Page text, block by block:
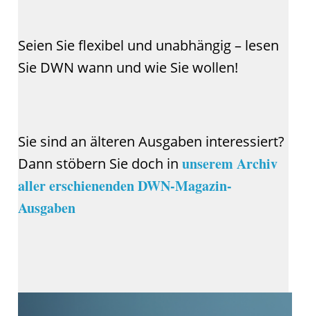
Seien Sie flexibel und unabhängig – lesen
Sie DWN wann und wie Sie wollen!
Sie sind an älteren Ausgaben interessiert?
Dann stöbern Sie doch in unserem Archiv
aller erschienenden DWN-Magazin-
Ausgaben